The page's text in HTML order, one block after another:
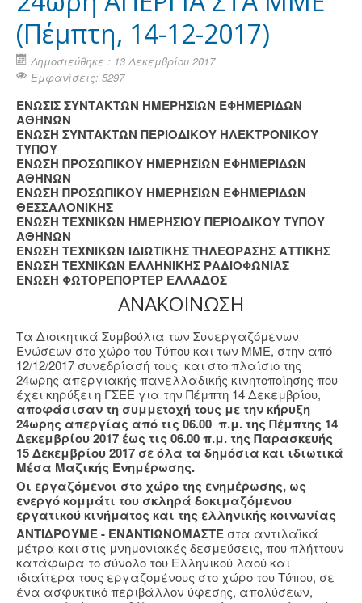
(Πέμπτη, 14-12-2017)
Δημοσιεύθηκε : 13 Δεκεμβρίου 2017
Εμφανίσεις: 5297
ΕΝΩΣΙΣ ΣΥΝΤΑΚΤΩΝ ΗΜΕΡΗΣΙΩΝ ΕΦΗΜΕΡΙΔΩΝ
ΑΘΗΝΩΝ
ΕΝΩΣΗ ΣΥΝΤΑΚΤΩΝ ΠΕΡΙΟΔΙΚΟΥ ΗΛΕΚΤΡΟΝΙΚΟΥ
ΤΥΠΟΥ
ΕΝΩΣΗ ΠΡΟΣΩΠΙΚΟΥ ΗΜΕΡΗΣΙΩΝ ΕΦΗΜΕΡΙΔΩΝ
ΑΘΗΝΩΝ
ΕΝΩΣΗ ΠΡΟΣΩΠΙΚΟΥ ΗΜΕΡΗΣΙΩΝ ΕΦΗΜΕΡΙΔΩΝ
ΘΕΣΣΑΛΟΝΙΚΗΣ
ΕΝΩΣΗ ΤΕΧΝΙΚΩΝ ΗΜΕΡΗΣΙΟΥ ΠΕΡΙΟΔΙΚΟΥ ΤΥΠΟΥ
ΑΘΗΝΩΝ
ΕΝΩΣΗ ΤΕΧΝΙΚΩΝ ΙΔΙΩΤΙΚΗΣ ΤΗΛΕΟΡΑΣΗΣ ΑΤΤΙΚΗΣ
ENΩΣΗ ΤΕΧΝΙΚΩΝ ΕΛΛΗΝΙΚΗΣ ΡΑΔΙΟΦΩΝΙΑΣ
ΕΝΩΣΗ ΦΩΤΟΡΕΠΟΡΤΕΡ ΕΛΛΑΔΟΣ
ΑΝΑΚΟΙΝΩΣΗ
Τα Διοικητικά Συμβούλια των Συνεργαζόμενων
Ενώσεων στο χώρο του Τύπου και των ΜΜΕ, στην από
12/12/2017 συνεδρίασή τους και στο πλαίσιο της
24ωρης απεργιακής πανελλαδικής κινητοποίησης που
έχει κηρύξει η ΓΣΕΕ για την Πέμπτη 14 Δεκεμβρίου,
αποφάσισαν τη συμμετοχή τους με την κήρυξη
24ωρης απεργίας από τις 06.00 π.μ. της Πέμπτης 14
Δεκεμβρίου 2017 έως τις 06.00 π.μ. της Παρασκευής
15 Δεκεμβρίου 2017 σε όλα τα δημόσια και ιδιωτικά
Μέσα Μαζικής Ενημέρωσης.
Οι εργαζόμενοι στο χώρο της ενημέρωσης, ως
ενεργό κομμάτι του σκληρά δοκιμαζόμενου
εργατικού κινήματος και της ελληνικής κοινωνίας
ΑΝΤΙΔΡΟΥΜΕ - ΕΝΑΝΤΙΩΝΟΜΑΣΤΕ στα αντιλαϊκά
μέτρα και στις μνημονιακές δεσμεύσεις, που πλήττουν
κατάφωρα το σύνολο του Ελληνικού λαού και
ιδιαίτερα τους εργαζομένους στο χώρο του Τύπου, σε
ένα ασφυκτικό περιβάλλον ύφεσης, απολύσεων,